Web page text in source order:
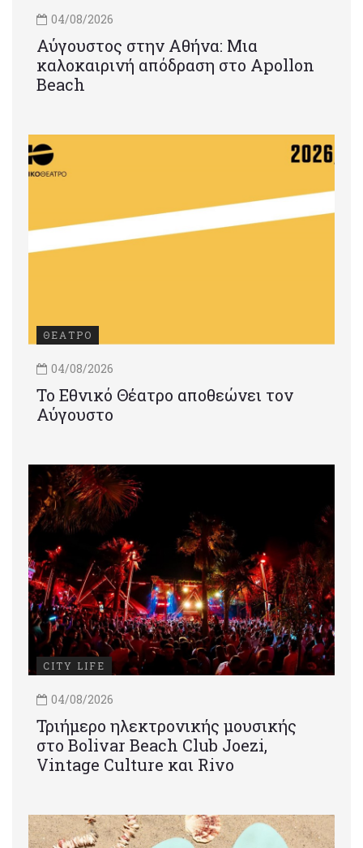
04/08/2026
Αύγουστος στην Αθήνα: Μια
καλοκαιρινή απόδραση στο Apollon
Beach
ΘΕΑΤΡΟ
04/08/2026
Το Εθνικό Θέατρο αποθεώνει τον
Αύγουστο
CITY LIFE
04/08/2026
Τριήμερο ηλεκτρονικής μουσικής
στο Bolivar Beach Club Joezi,
Vintage Culture και Rivo